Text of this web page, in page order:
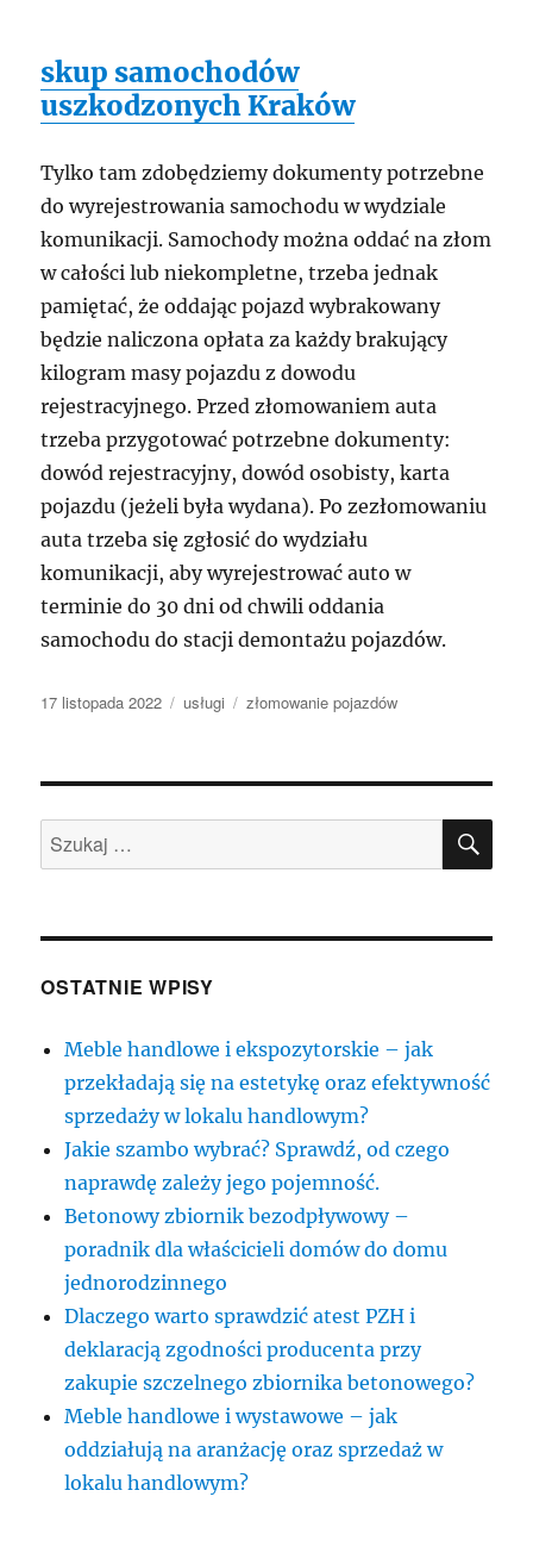
skup samochodów
uszkodzonych Kraków
Tylko tam zdobędziemy dokumenty potrzebne
do wyrejestrowania samochodu w wydziale
komunikacji. Samochody można oddać na złom
w całości lub niekompletne, trzeba jednak
pamiętać, że oddając pojazd wybrakowany
będzie naliczona opłata za każdy brakujący
kilogram masy pojazdu z dowodu
rejestracyjnego. Przed złomowaniem auta
trzeba przygotować potrzebne dokumenty:
dowód rejestracyjny, dowód osobisty, karta
pojazdu (jeżeli była wydana). Po zezłomowaniu
auta trzeba się zgłosić do wydziału
komunikacji, aby wyrejestrować auto w
terminie do 30 dni od chwili oddania
samochodu do stacji demontażu pojazdów.
Data
17 listopada 2022 Kategorie
usługi Tagi
złomowanie pojazdów
Szukaj:
OSTATNIE WPISY
Meble handlowe i ekspozytorskie – jak
przekładają się na estetykę oraz efektywność
sprzedaży w lokalu handlowym?
Jakie szambo wybrać? Sprawdź, od czego
naprawdę zależy jego pojemność.
Betonowy zbiornik bezodpływowy –
poradnik dla właścicieli domów do domu
jednorodzinnego
Dlaczego warto sprawdzić atest PZH i
deklaracją zgodności producenta przy
zakupie szczelnego zbiornika betonowego?
Meble handlowe i wystawowe – jak
oddziałują na aranżację oraz sprzedaż w
lokalu handlowym?